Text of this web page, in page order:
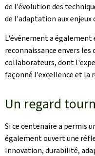
de l'évolution des
de l'adaptation aux
L'événement a
reconnaissance envers
collaborateurs, dont
façonné l'excellence et
Un regard
Si ce centenaire a permis
également ouvert une
Innovation, durabilité,